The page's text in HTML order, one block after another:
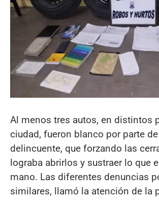
Al menos tres autos, en distintos
ciudad, fueron blanco por parte
delincuente, que forzando las
lograba abrirlos y sustraer lo que
mano. Las diferentes denuncias
similares, llamó la atención de la